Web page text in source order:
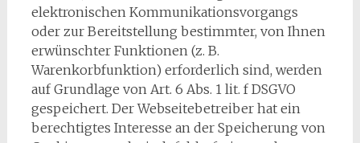
elektronischen Kommunikationsvorgangs
oder zur Bereitstellung bestimmter, von Ihnen
erwünschter Funktionen (z. B.
Warenkorbfunktion) erforderlich sind, werden
auf Grundlage von Art. 6 Abs. 1 lit. f DSGVO
gespeichert. Der Webseitebetreiber hat ein
berechtigtes Interesse an der Speicherung von